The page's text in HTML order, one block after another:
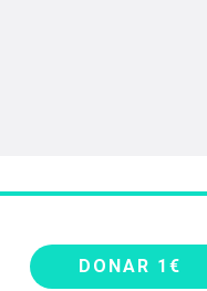
DONAR 1€